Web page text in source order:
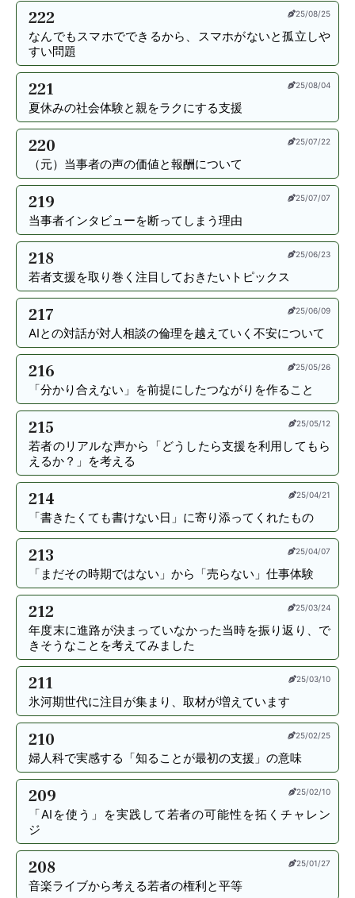
25/08/25
222
なんでもスマホでできるから、スマホがないと孤立しや
すい問題
25/08/04
221
夏休みの社会体験と親をラクにする支援
25/07/22
220
（元）当事者の声の価値と報酬について
25/07/07
219
当事者インタビューを断ってしまう理由
25/06/23
218
若者支援を取り巻く注目しておきたいトピックス
25/06/09
217
AIとの対話が対人相談の倫理を越えていく不安について
25/05/26
216
「分かり合えない」を前提にしたつながりを作ること
25/05/12
215
若者のリアルな声から「どうしたら支援を利用してもら
えるか？」を考える
25/04/21
214
「書きたくても書けない日」に寄り添ってくれたもの
25/04/07
213
「まだその時期ではない」から「売らない」仕事体験
25/03/24
212
年度末に進路が決まっていなかった当時を振り返り、 で
きそうなことを考えてみました
25/03/10
211
氷河期世代に注目が集まり、取材が増えています
25/02/25
210
婦人科で実感する「知ることが最初の支援」の意味
25/02/10
209
「AIを使う」を実践して若者の可能性を拓くチャレン
ジ
25/01/27
208
音楽ライブから考える若者の権利と平等